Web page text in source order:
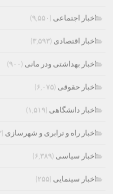
اخبار اجتماعی (۹,۵۵۰)
اخبار اقتصادی (۳,۵۹۳)
اخبار بهداشتی ودر مانی (۹۰۰)
اخبار حقوقی (۶,۰۷۵)
اخبار دانشگاهی (۱,۵۱۹)
اخبار راه و ترابری و شهرسازی (۸۱۳)
اخبار سیاسی (۶,۳۸۹)
اخبار سینمایی (۲۵۵)